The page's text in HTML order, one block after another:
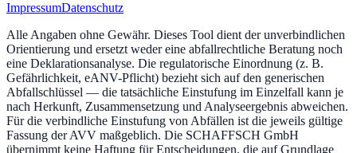
ImpressumDatenschutz
Alle Angaben ohne Gewähr. Dieses Tool dient der unverbindlichen
Orientierung und ersetzt weder eine abfallrechtliche Beratung noch
eine Deklarationsanalyse. Die regulatorische Einordnung (z. B.
Gefährlichkeit, eANV-Pflicht) bezieht sich auf den generischen
Abfallschlüssel — die tatsächliche Einstufung im Einzelfall kann je
nach Herkunft, Zusammensetzung und Analyseergebnis abweichen.
Für die verbindliche Einstufung von Abfällen ist die jeweils gültige
Fassung der AVV maßgeblich. Die SCHAFFSCH GmbH
übernimmt keine Haftung für Entscheidungen, die auf Grundlage